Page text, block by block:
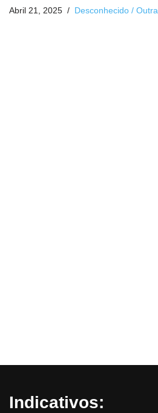
Abril 21, 2025 Desconhecido / Outra
Indicativos: